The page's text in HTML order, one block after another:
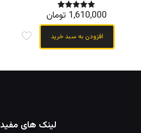
نمره
1,610,000 تومان
افزودن به سبد خرید
لینک های مفید